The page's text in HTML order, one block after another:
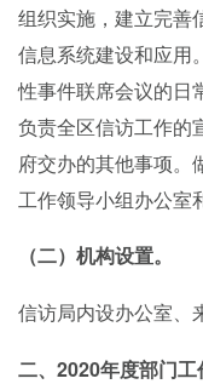
组织实施，建立完善
信息系统建设和应用
性事件联席会议的日
负责全区信访工作的
府交办的其他事项。
工作领导小组办公室
（二）机构设置。
信访局内设办公室、
二、 2020年度部门工